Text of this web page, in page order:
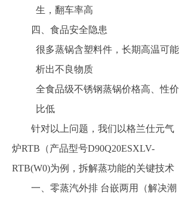
生，翻车率高
四、食品安全隐患
很多蒸锅含塑料件，长期高温可能
析出不良物质
全食品级不锈钢蒸锅价格高、性价
比低
针对以上问题，我们以格兰仕元气
炉RTB（产品型号D90Q20ESXLV-
RTB(W0)为例，拆解蒸功能的关键技术
一、零蒸汽外排 台嵌两用（解决潮